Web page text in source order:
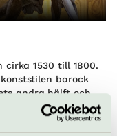
1530 till 1800.
barock
andra hälft och